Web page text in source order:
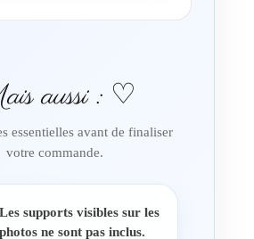
aussi : ♡
essentielles avant de finaliser
votre commande.
Les supports visibles sur les
photos ne sont pas inclus.